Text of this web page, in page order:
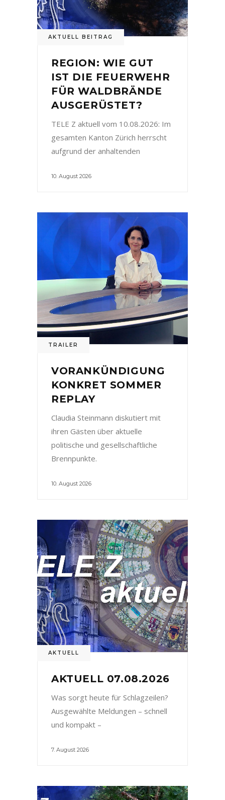
AKTUELL BEITRAG
REGION: WIE GUT
IST DIE FEUERWEHR
FÜR WALDBRÄNDE
AUSGERÜSTET?
TELE Z aktuell vom 10.08.2026: Im
gesamten Kanton Zürich herrscht
aufgrund der anhaltenden
10. August 2026
TRAILER
VORANKÜNDIGUNG
KONKRET SOMMER
REPLAY
Claudia Steinmann diskutiert mit
ihren Gästen über aktuelle
politische und gesellschaftliche
Brennpunkte.
10. August 2026
AKTUELL
AKTUELL 07.08.2026
Was sorgt heute für Schlagzeilen?
Ausgewählte Meldungen – schnell
und kompakt –
7. August 2026